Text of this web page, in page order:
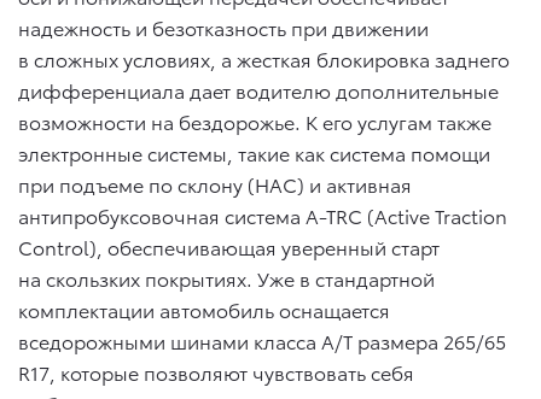
надежность и безотказность при движении
в сложных условиях, а жесткая блокировка заднего
дифференциала дает водителю дополнительные
возможности на бездорожье. К его услугам также
электронные системы, такие как система помощи
при подъеме по склону (HAC) и активная
антипробуксовочная система A-TRC (Active Traction
Control), обеспечивающая уверенный старт
на скользких покрытиях. Уже в стандартной
комплектации автомобиль оснащается
вседорожными шинами класса A/T размера 265/65
R17, которые позволяют чувствовать себя